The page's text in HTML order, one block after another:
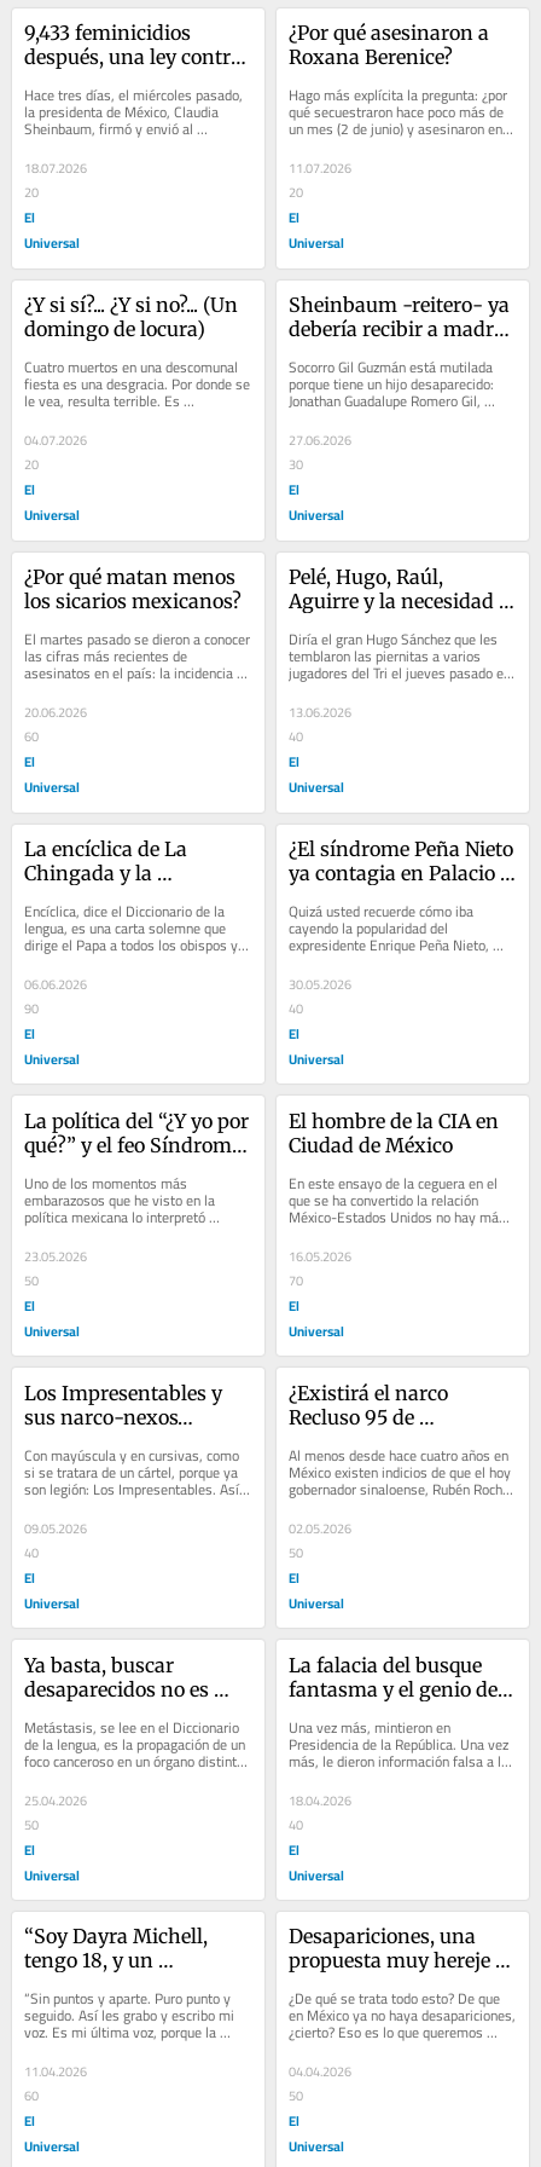
9,433 feminicidios
después, una ley contra
Hace tres días, el miércoles pasado,
la presidenta de México, Claudia
Sheinbaum, firmó y envió al
Congreso de la Unión una iniciativa
de ley...
18.07.2026
20
El
Universal
¿Por qué asesinaron a
Roxana Berenice?
Hago más explícita la pregunta: ¿por
qué secuestraron hace poco más de
un mes (2 de junio) y asesinaron en
Veracruz -su lugar de residencia- a
la...
11.07.2026
20
El
Universal
¿Y si sí?... ¿Y si no?... (Un
domingo de locura)
Cuatro muertos en una descomunal
fiesta es una desgracia. Por donde se
le vea, resulta terrible. Es
inadmisible, aunque alguien diga lo
contrario y...
04.07.2026
20
El
Universal
Sheinbaum -reitero- ya
debería recibir a madres
Socorro Gil Guzmán está mutilada
porque tiene un hijo desaparecido:
Jonathan Guadalupe Romero Gil,
presuntamente levantado por policías
municipales...
27.06.2026
30
El
Universal
¿Por qué matan menos
los sicarios mexicanos?
El martes pasado se dieron a conocer
las cifras más recientes de
asesinatos en el país: la incidencia de
homicidio doloso registra una
reducción de...
20.06.2026
60
El
Universal
Pelé, Hugo, Raúl,
Aguirre y la necesidad
Diría el gran Hugo Sánchez que les
temblaron las piernitas a varios
jugadores del Tri el jueves pasado en
el Estadio Azteca. Y sí, así ocurrió,...
13.06.2026
40
El
Universal
La encíclica de La
Chingada y la
Encíclica, dice el Diccionario de la
lengua, es una carta solemne que
dirige el Papa a todos los obispos y
fieles del orbe católico. Se trata de
un...
06.06.2026
90
El
Universal
¿El síndrome Peña Nieto
ya contagia en Palacio
Quizá usted recuerde cómo iba
cayendo la popularidad del
expresidente Enrique Peña Nieto,
hasta que se hundió en la ignominia
del descrédito...
30.05.2026
40
El
Universal
La política del “¿Y yo por
qué?” y el feo Síndrome
Uno de los momentos más
embarazosos que he visto en la
política mexicana lo interpretó
Vicente Fox Quesada cuando era
presidente de la República....
23.05.2026
50
El
Universal
El hombre de la CIA en
Ciudad de México
En este ensayo de la ceguera en el
que se ha convertido la relación
México-Estados Unidos no hay más
mexicano es...
16.05.2026
70
El
Universal
Los Impresentables y
sus narco-nexos…
Con mayúscula y en cursivas, como
si se tratara de un cártel, porque ya
son legión: Los Impresentables. Así
deberíamos tratar a los políticos...
09.05.2026
40
El
Universal
¿Existirá el narco
Recluso 95 de
EU?
Al menos desde hace cuatro años en
México existen indicios de que el hoy
gobernador sinaloense, Rubén Rocha
Moya, podría tener vínculos con un...
02.05.2026
50
El
Universal
Ya basta, buscar
desaparecidos no es
tragedia
Metástasis, se lee en el Diccionario
de la lengua, es la propagación de un
foco canceroso en un órgano distinto
de aquel en que se inició. Así es...
25.04.2026
50
El
Universal
La falacia del busque
fantasma y el genio de
Una vez más, mintieron en
Presidencia de la República. Una vez
más, le dieron información falsa a la
Presidenta y con ello provocaron que
ella...
18.04.2026
40
El
Universal
“Soy Dayra Michell,
tengo 18, y un
asesinó…”
“Sin puntos y aparte. Puro punto y
seguido. Así les grabo y escribo mi
voz. Es mi última voz, porque la
última vez que me vieron con vida
fue la...
11.04.2026
60
El
Universal
Desapariciones, una
propuesta muy hereje
¿De qué se trata todo esto? De que
en México ya no haya desapariciones,
¿cierto? Eso es lo que queremos
todos, proscribir la desaparición,
¿sí?...
04.04.2026
50
El
Universal